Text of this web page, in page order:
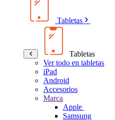
Tabletas
Tabletas
Ver todo en tabletas
iPad
Android
Accesorios
Marca
Apple
Samsung